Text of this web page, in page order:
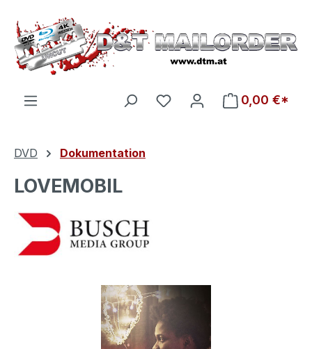
Zum Hauptinhalt springen
Du hast 0 Produkte auf
0,00 €*
DVD Dokumentation
LOVEMOBIL
Bildergalerie überspringen